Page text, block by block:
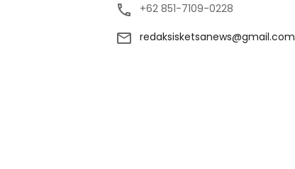
+62 851-7109-0228
redaksisketsanews@gmail.com